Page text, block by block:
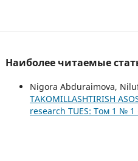
Наиболее читаемые
Nigora Abduraimova,
TAKOMILLASHTIRISH
research TUES: Том 1 № 1